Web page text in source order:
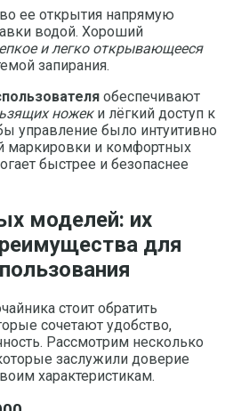
ее открытия напрямую
водой. Хороший
и легко открывающееся
запирания.
обеспечивают
ножеки лёгкий доступ к
управление было интуитивно
маркировки и комфортных
быстрее и безопаснее
моделей: их
для
стоит обратить
сочетают удобство,
Рассмотрим несколько
заслужили доверие
характеристикам.